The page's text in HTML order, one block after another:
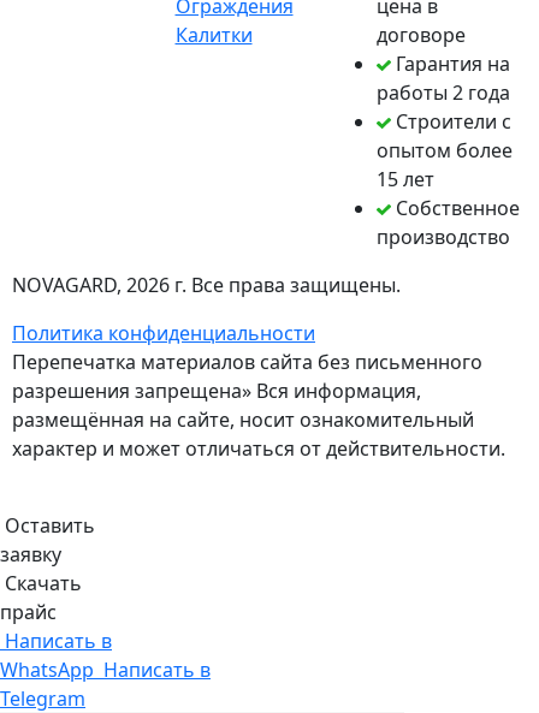
Ограждения
Калитки
цена в
договоре
Гарантия на
работы 2 года
Строители с
опытом более
15 лет
Собственное
производство
NOVAGARD, 2026 г. Все права защищены.
Политика конфиденциальности
Перепечатка материалов сайта без письменного
разрешения запрещена» Вся информация,
размещённая на сайте, носит ознакомительный
характер и может отличаться от действительности.
Оставить
заявку
Скачать
прайс
Написать в
WhatsApp Написать в
Telegram